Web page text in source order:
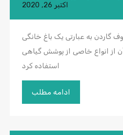
اکتبر 26, 2020
گاردن به عبارتی یک باغ خانگی
از انواع خاصی از پوشش گیاهی
استفاده کرد
ادامه مطلب